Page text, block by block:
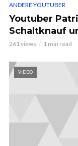
ANDERE YOUTUBER
Youtuber
Schaltknauf
261 views 1 min read
VIDEO